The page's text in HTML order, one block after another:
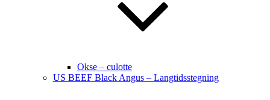
Okse – culotte
US BEEF Black Angus – Langtidsstegning